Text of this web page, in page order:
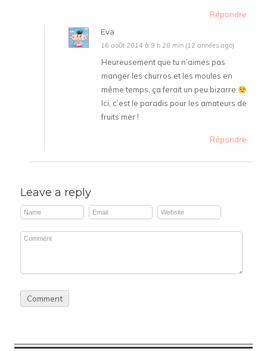
Répondre
Eva
16 août 2014 à 9 h 28 min (12 années ago)
Heureusement que tu n’aimes pas
manger les churros et les moules en
même temps, ça ferait un peu bizarre
Ici, c’est le paradis pour les amateurs de
fruits mer !
Répondre
Leave a reply